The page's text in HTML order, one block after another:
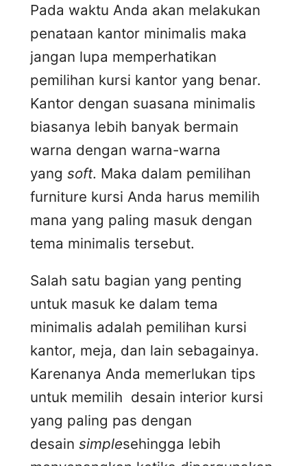
Pada waktu Anda akan melakukan
penataan kantor minimalis maka
jangan lupa memperhatikan
pemilihan kursi kantor yang benar.
Kantor dengan suasana minimalis
biasanya lebih banyak bermain
warna dengan warna-warna
yang soft. Maka dalam pemilihan
furniture kursi Anda harus memilih
mana yang paling masuk dengan
tema minimalis tersebut.
Salah satu bagian yang penting
untuk masuk ke dalam tema
minimalis adalah pemilihan kursi
kantor, meja, dan lain sebagainya.
Karenanya Anda memerlukan tips
untuk memilih desain interior kursi
yang paling pas dengan
desain simplesehingga lebih